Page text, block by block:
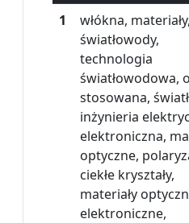
1
włókna, materiały,
światłowody,
technologia
światłowodowa,
stosowana,
inżynieria
elektroniczna,
optyczne,
ciekłe kryształy,
materiały
elektroniczne,